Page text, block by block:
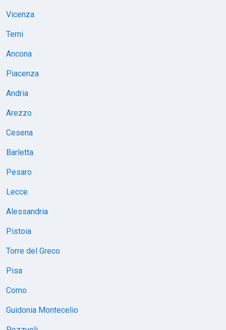
Vicenza
Terni
Ancona
Piacenza
Andria
Arezzo
Cesena
Barletta
Pesaro
Lecce
Alessandria
Pistoia
Torre del Greco
Pisa
Como
Guidonia Montecelio